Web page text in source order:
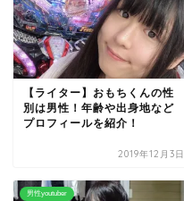
【ライター】おもちくんの性
別は男性！年齢や出身地など
プロフィールを紹介！
2019年12月3日
男性youtuber